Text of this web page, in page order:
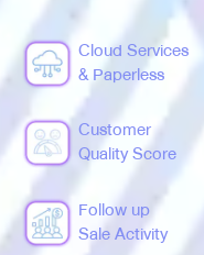
Cloud Services
& Paperless
Customer
Quality Score
Follow up
Sale Activity